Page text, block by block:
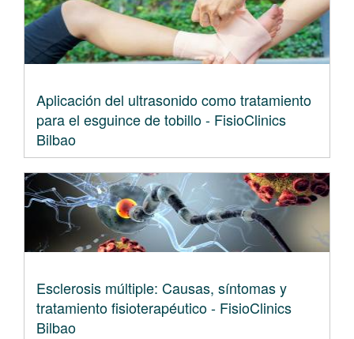
Aplicación del ultrasonido como tratamiento
para el esguince de tobillo - FisioClinics
Bilbao
Esclerosis múltiple: Causas, síntomas y
tratamiento fisioterapéutico - FisioClinics
Bilbao